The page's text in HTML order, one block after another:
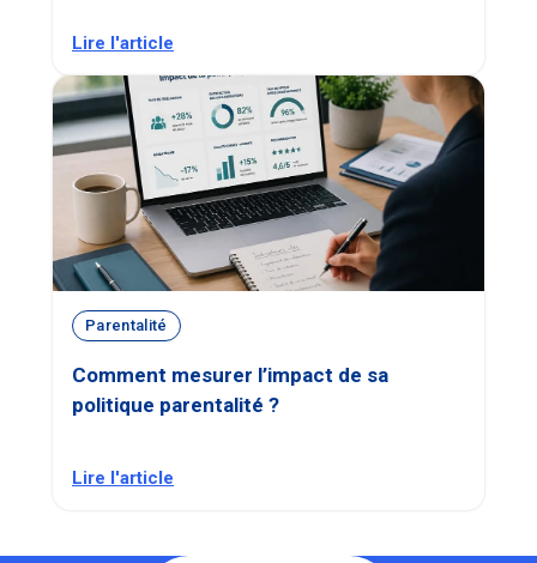
Lire l'article
Parentalité
Comment mesurer l’impact de sa
politique parentalité ?
Lire l'article